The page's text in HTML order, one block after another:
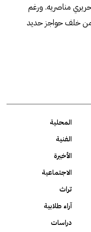
مناصريه. ورغم
من خلف حواجز حديد
المحلية
الفنية
الأخيرة
الاجتماعية
تراث
آراء طلابية
دراسات